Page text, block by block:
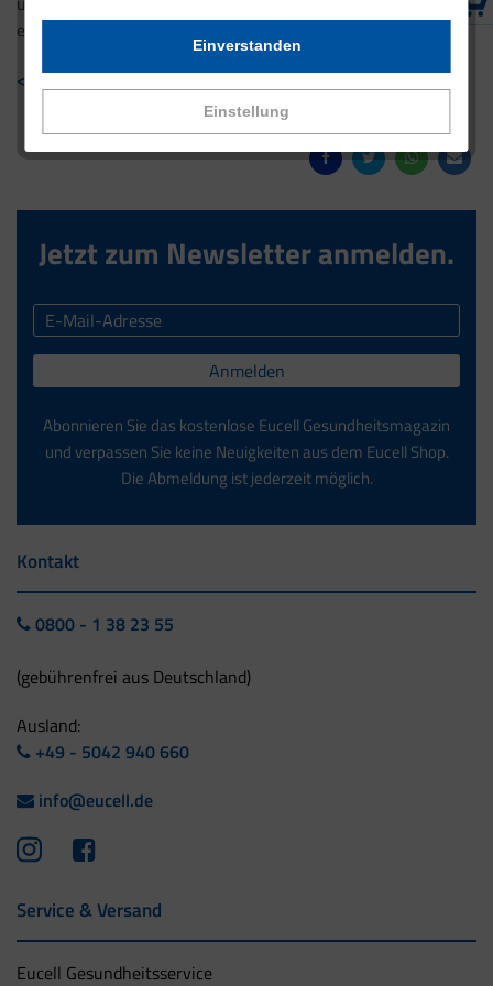
Einstellung
Einverstanden
erleben Sie den Unterschied!
< Zurück zur Übersicht
Jetzt zum Newsletter anmelden.
Anmelden
Abonnieren Sie das kostenlose Eucell Gesundheitsmagazin
und verpassen Sie keine Neuigkeiten aus dem Eucell Shop.
Die Abmeldung ist jederzeit möglich.
Kontakt
0800 - 1 38 23 55
(gebührenfrei aus Deutschland)
Ausland:
+49 - 5042 940 660
info@eucell.de
Service & Versand
Eucell Gesundheitsservice